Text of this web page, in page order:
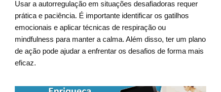
Usar a autorregulação em situações desafiadoras requer
prática e paciência. É importante identificar os gatilhos
emocionais e aplicar técnicas de respiração ou
mindfulness para manter a calma. Além disso, ter um plano
de ação pode ajudar a enfrentar os desafios de forma mais
eficaz.